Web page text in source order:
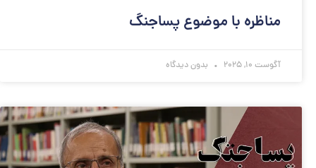
مناظره با موضوع پساجنگ
آگوست 10, 2025 بدون دیدگاه